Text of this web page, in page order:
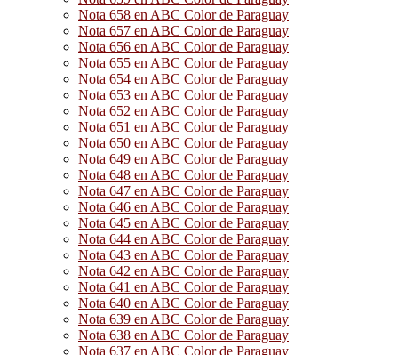
Nota 658 en ABC Color de Paraguay
Nota 657 en ABC Color de Paraguay
Nota 656 en ABC Color de Paraguay
Nota 655 en ABC Color de Paraguay
Nota 654 en ABC Color de Paraguay
Nota 653 en ABC Color de Paraguay
Nota 652 en ABC Color de Paraguay
Nota 651 en ABC Color de Paraguay
Nota 650 en ABC Color de Paraguay
Nota 649 en ABC Color de Paraguay
Nota 648 en ABC Color de Paraguay
Nota 647 en ABC Color de Paraguay
Nota 646 en ABC Color de Paraguay
Nota 645 en ABC Color de Paraguay
Nota 644 en ABC Color de Paraguay
Nota 643 en ABC Color de Paraguay
Nota 642 en ABC Color de Paraguay
Nota 641 en ABC Color de Paraguay
Nota 640 en ABC Color de Paraguay
Nota 639 en ABC Color de Paraguay
Nota 638 en ABC Color de Paraguay
Nota 637 en ABC Color de Paraguay